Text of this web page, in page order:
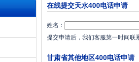
在线提交天水400电话申请
姓名：
提交申请后，我们客服第一时间联
甘肃省其他地区400电话申请